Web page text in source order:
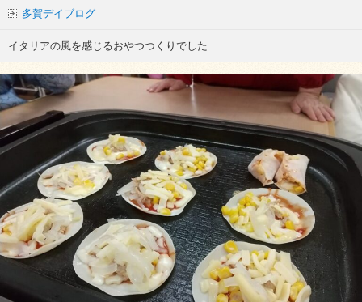
多賀デイブログ
イタリアの風を感じるおやつつくりでした